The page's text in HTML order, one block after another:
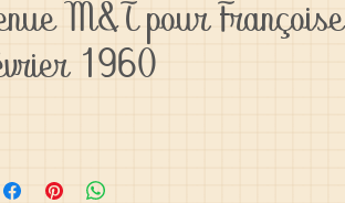
M&T pour Françoise
1960